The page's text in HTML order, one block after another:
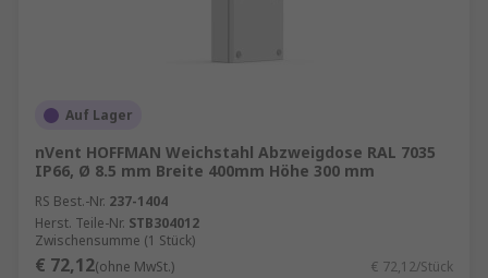
Auf Lager
nVent HOFFMAN Weichstahl Abzweigdose RAL 7035
IP66, Ø 8.5 mm Breite 400mm Höhe 300 mm
RS Best.-Nr. 237-1404
Herst. Teile-Nr. STB304012
Zwischensumme (1 Stück)
€ 72,12(ohne MwSt.) € 72,12/Stück